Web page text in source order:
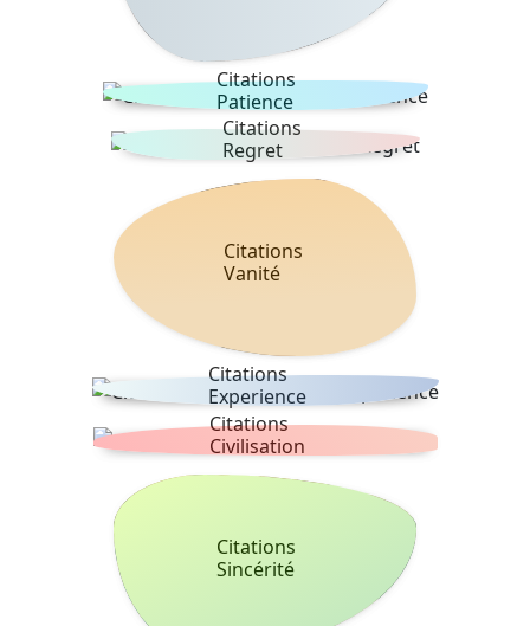
Citations
Patience
Citations
Regret
Citations
Vanité
Citations
Experience
Citations
Civilisation
Citations
Sincérité